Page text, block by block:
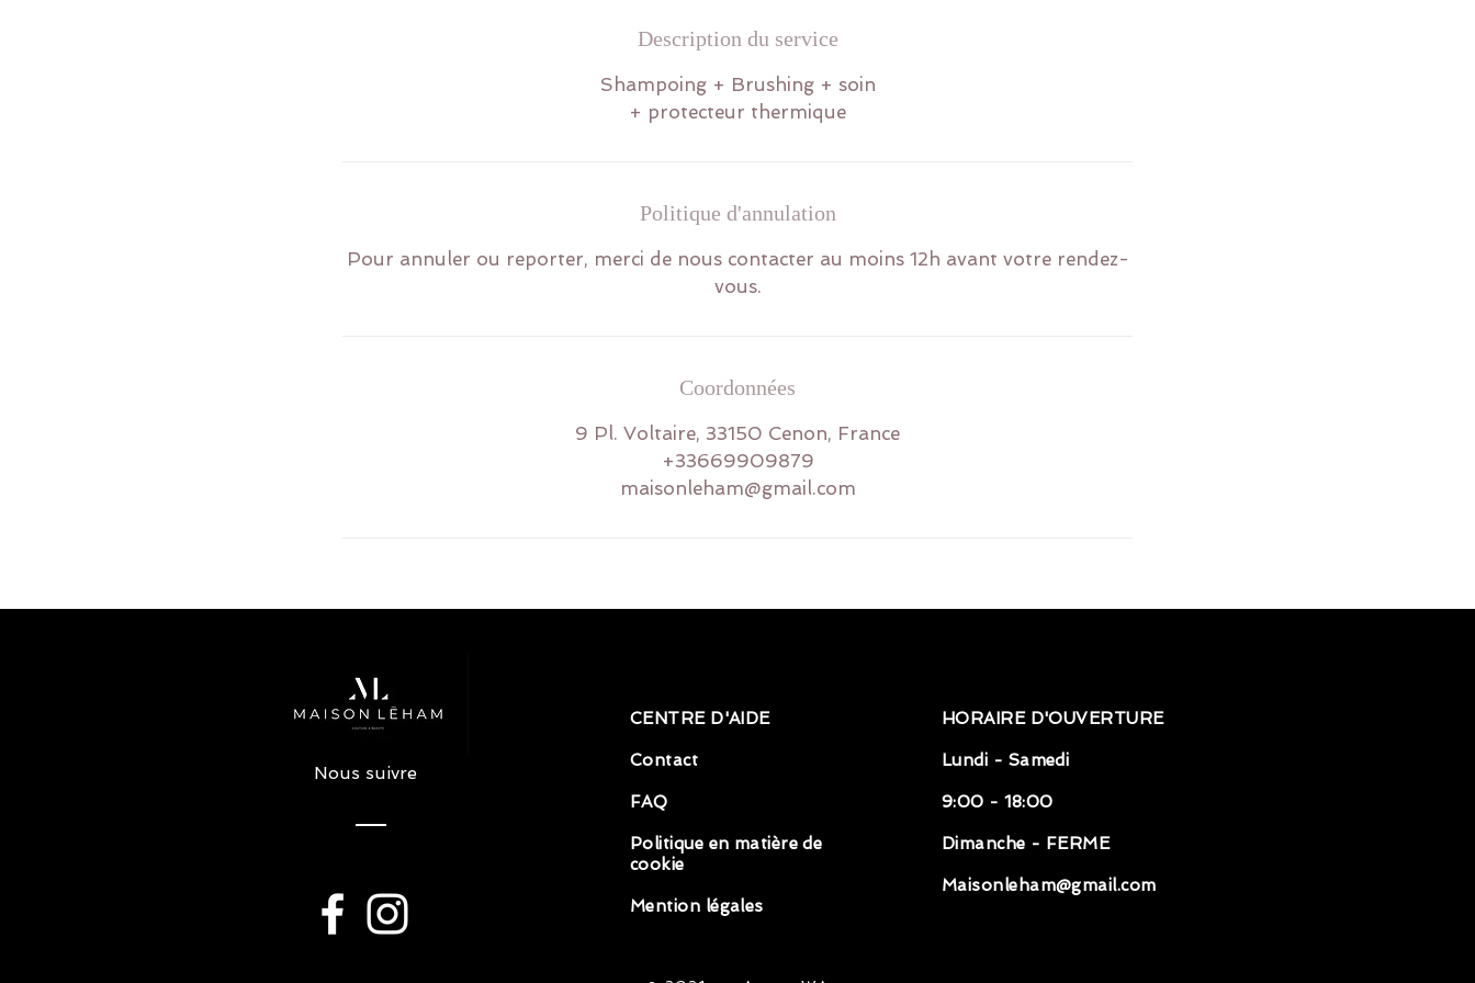
Description du service
Shampoing + Brushing + soin
+ protecteur thermique
Politique d'annulation
Pour annuler ou reporter, merci de nous contacter au moins 12h avant votre rendez-
vous.
Coordonnées
9 Pl. Voltaire, 33150 Cenon, France
+33669909879
maisonleham@gmail.com
Nous suivre
CENTRE D'AIDE
Contact
FAQ
Politique en matière de
cookie
Mention légales
HORAIRE D'OUVERTURE
Lundi - Samedi
9:00 - 18:00
Dimanche - FERME
Maisonleham@gmail.com